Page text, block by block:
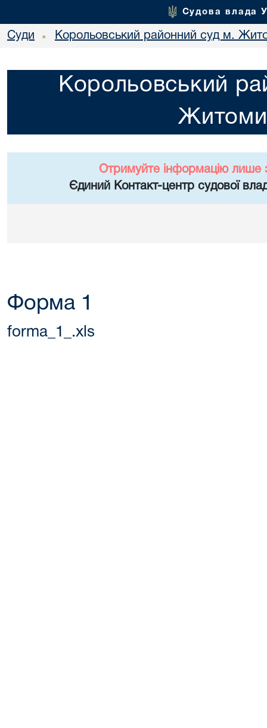
Судова влада
Суди • Корольовський районний суд м.
Корольовський
Отримуйте інформацію лише
Єдиний Контакт-центр судової
Форма 1
forma_1_.xls